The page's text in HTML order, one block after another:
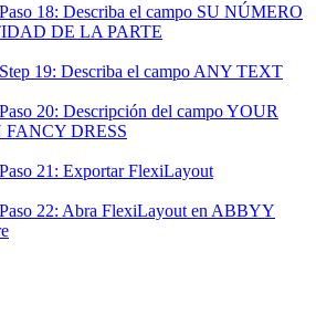
18: Describa el campo SU NÚMERO
DE LA PARTE
19: Describa el campo ANY TEXT
20: Descripción del campo YOUR
FANCY DRESS
21: Exportar FlexiLayout
22: Abra FlexiLayout en ABBYY